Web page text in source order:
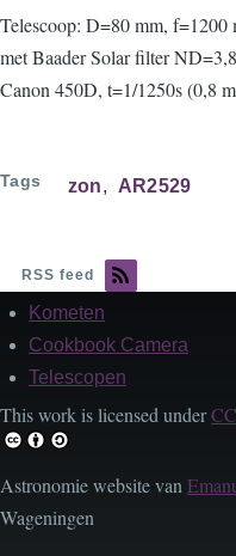
Telescoop: D=80 mm, f=1200
met Baader Solar filter
Canon 450D, t=1/1250s (0,8
Tags zon AR2529
RSS feed
FooterKometen
Cookbook Camera
Telescopen
This work is licensed under
Astronomie website van
Wageningen